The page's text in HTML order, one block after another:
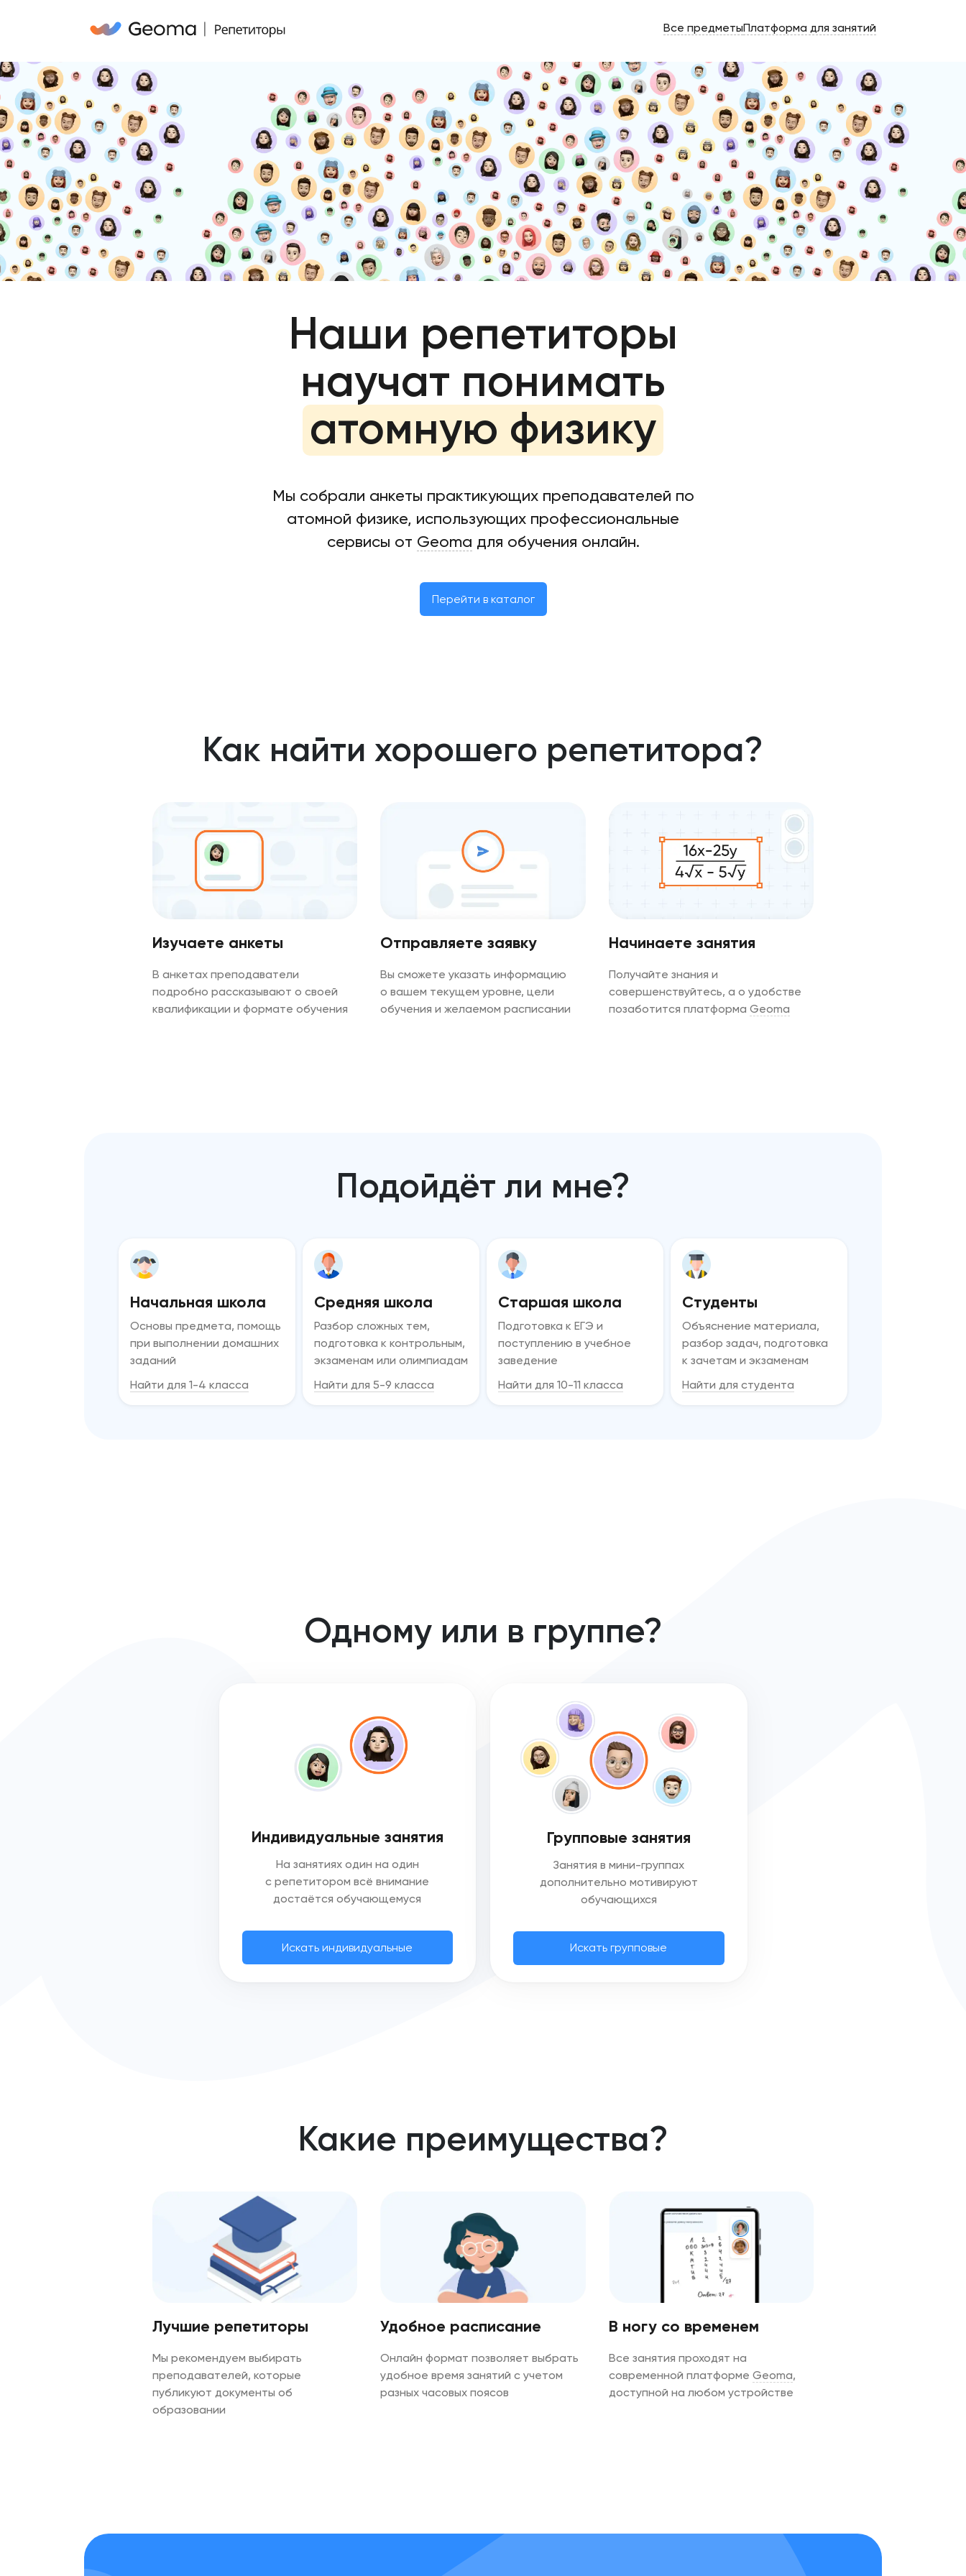
Все предметыПлатформа для занятий
Наши репетиторы
научат понимать
атомную физику
Мы собрали анкеты практикующих преподавателей по
атомной физике, использующих профессиональные
сервисы от Geoma для обучения онлайн.
Перейти в каталог
Как найти хорошего репетитора?
Изучаете анкеты
В анкетах преподаватели
подробно рассказывают о своей
квалификации и формате обучения
Отправляете заявку
Вы сможете указать информацию
о вашем текущем уровне, цели
обучения и желаемом расписании
Начинаете занятия
Получайте знания и
совершенствуйтесь, а о удобстве
позаботится платформа Geoma
Подойдёт ли мне?
Начальная школа
Основы предмета, помощь
при выполнении домашних
заданий
Найти для 1-4 класса
Средняя школа
Разбор сложных тем,
подготовка к контрольным,
экзаменам или олимпиадам
Найти для 5-9 класса
Старшая школа
Подготовка к ЕГЭ и
поступлению в учебное
заведение
Найти для 10-11 класса
Студенты
Объяснение материала,
разбор задач, подготовка
к зачетам и экзаменам
Найти для студента
Одному или в группе?
Индивидуальные занятия
На занятиях один на один
с репетитором всё внимание
достаётся обучающемуся
Искать индивидуальные
Групповые занятия
Занятия в мини-группах
дополнительно мотивируют
обучающихся
Искать групповые
Какие преимущества?
Лучшие репетиторы
Мы рекомендуем выбирать
преподавателей, которые
публикуют документы об
образовании
Удобное расписание
Онлайн формат позволяет выбрать
удобное время занятий с учетом
разных часовых поясов
В ногу со временем
Все занятия проходят на
современной платформе Geoma,
доступной на любом устройстве